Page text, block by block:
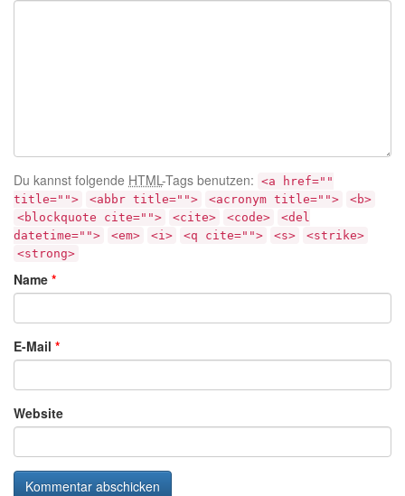
Du kannst folgende HTML-Tags benutzen: <a href=""
title="">
<abbr title=""> <acronym title="">
<b>
<blockquote cite="">
<cite> <code>
<del
datetime="">
<em> <i> <q cite=""> <s>
<strike>
<strong>
Name *
E-Mail *
Website